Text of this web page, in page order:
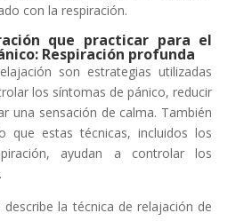
con la respiración.
que practicar para el
Respiración profunda
son estrategias utilizadas
los síntomas de pánico, reducir
una sensación de calma. También
que estas técnicas, incluidos los
ayudan a controlar los
la técnica de relajación de